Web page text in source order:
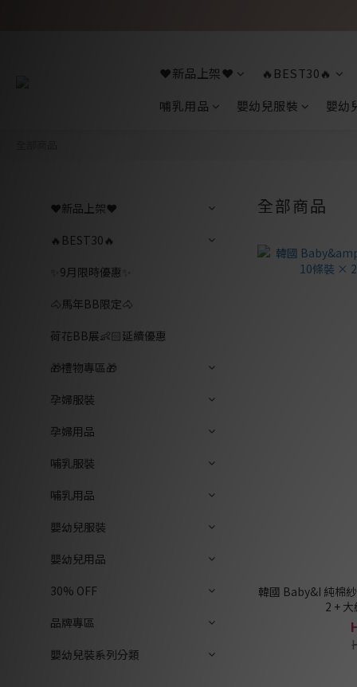
❤️新品上架❤️
🔥BEST30🔥
哺乳用品
嬰幼兒服裝 嬰幼
❤️新品上架❤️
🔥BEST30🔥
✨9月限時優惠✨
🐴馬年BB限定🐴
荷花BB展👶🏻延續優惠
🎁禮物專區🎁
孕婦服裝
孕婦用品
哺乳服裝
哺乳用品
嬰幼兒服裝
嬰幼兒用品
30% OFF
品牌專區
嬰幼兒裝系列分類
全部商品
韓國 Baby&I 純棉
2 +